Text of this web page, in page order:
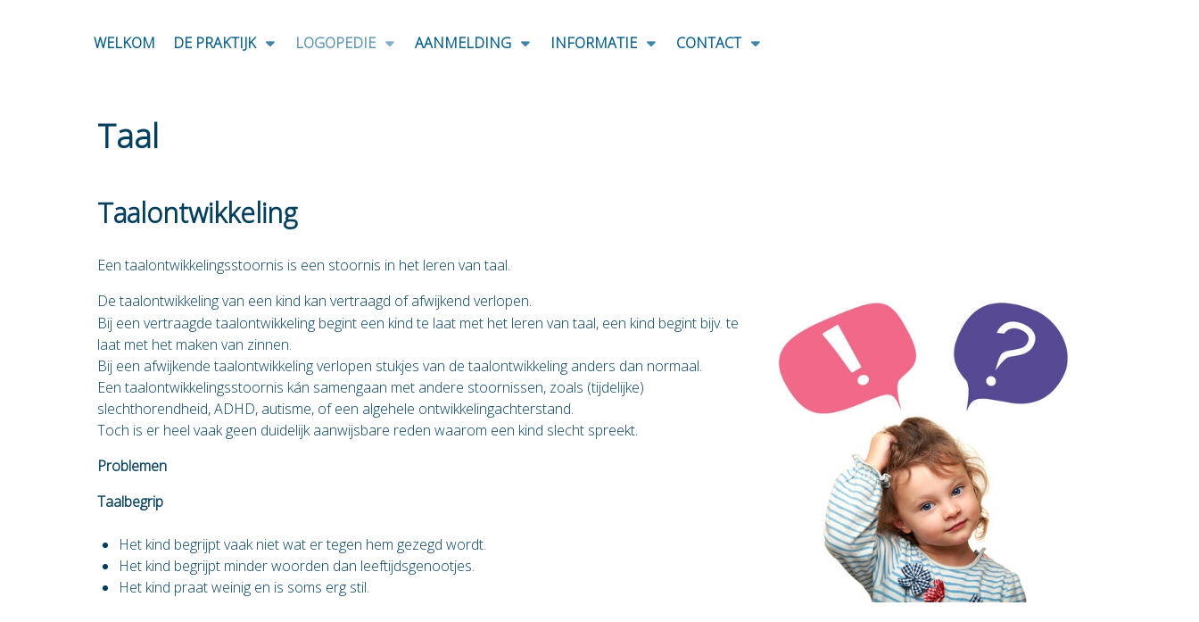
WELKOM DE PRAKTIJK LOGOPEDIE AANMELDING INFORMATIE CONTACT
Taal
Taalontwikkeling
Een taalontwikkelingsstoornis is een stoornis in het leren van taal.
De taalontwikkeling van een kind kan vertraagd of afwijkend verlopen.
Bij een vertraagde taalontwikkeling begint een kind te laat met het leren van taal, een kind begint bijv. te
laat met het maken van zinnen.
Bij een afwijkende taalontwikkeling verlopen stukjes van de taalontwikkeling anders dan normaal.
Een taalontwikkelingsstoornis kán samengaan met andere stoornissen, zoals (tijdelijke)
slechthorendheid, ADHD, autisme, of een algehele ontwikkelingachterstand.
Toch is er heel vaak geen duidelijk aanwijsbare reden waarom een kind slecht spreekt.
Problemen
Taalbegrip
Het kind begrijpt vaak niet wat er tegen hem gezegd wordt.
Het kind begrijpt minder woorden dan leeftijdsgenootjes.
Het kind praat weinig en is soms erg stil.